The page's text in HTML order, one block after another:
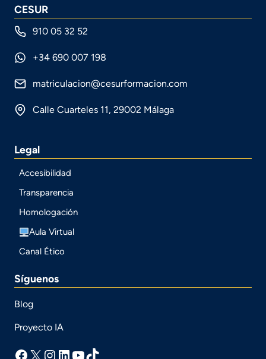
CESUR
910 05 32 52
+34 690 007 198
matriculacion@cesurformacion.com
Calle Cuarteles 11, 29002 Málaga
Legal
Accesibilidad
Transparencia
Homologación
Aula Virtual
Canal Ético
Síguenos
Blog
Proyecto IA
facebook
X Instagram
LinkedIn
YouTube
TikTok